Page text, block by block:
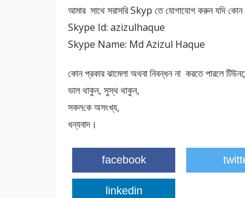
আমার সাথে সরাসরি Skyp তে যোগাযোগ করুন যদি কোন
Skype Id: azizulhaque
Skype Name: Md Azizul Haque
কোন প্রকার ঝামেলা অথবা নিবন্ধন না করতে পারলে
ভাল থাকুন, সুস্থ থাকুন,
সকল‌কে অসংখ্য,
ধন্যবাদ।
facebook
linkedin